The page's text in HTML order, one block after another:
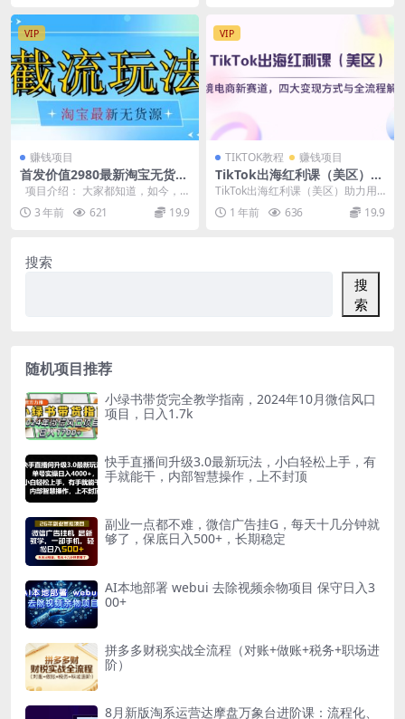
VIP
赚钱项目
首发价值2980最新淘宝无货源
不开车自然流超低成本截流玩
法日入300+【揭秘】【1111
更新】
项目介绍： 大家都知道，如今，
人们在刷视频和观看直播时进行购
物已经...
3 年前 621 19.9
VIP
TIKTOK教程 赚钱项目
TikTok出海红利课（美区）跨
境电商新赛道，四大变现方式
TikTok出海红利课（美区）助力用
户了解出海红利新赛道，课程内容
包括跨境电商现...
1 年前 636 19.9
搜索
搜
索
随机项目推荐
小绿书带货完全教学指南，2024年10月微信风口
项目，日入1.7k
快手直播间升级3.0最新玩法，小白轻松上手，有
手就能干，内部智慧操作，上不封顶
副业一点都不难，微信广告挂G，每天十几分钟就
够了，保底日入500+，长期稳定
AI本地部署 webui 去除视频余物项目 保守日入3
00+
拼多多财税实战全流程（对账+做账+税务+职场进
阶）
8月新版淘系运营达摩盘万象台进阶课：流程化、